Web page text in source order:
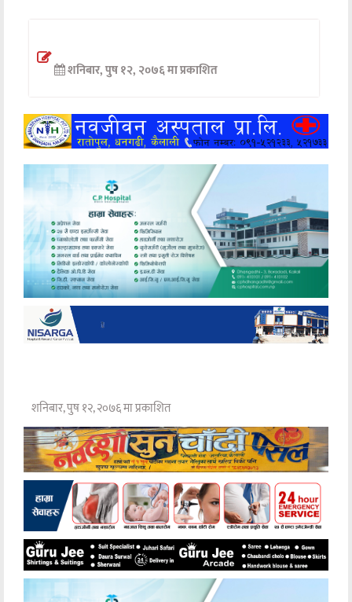
अन्तर्वार्ता
खेलकुद
मनोरञ्जन
अन्य
शनिबार, पुष १२, २०७६ मा प्रकाशित
शनिबार, पुष १२, २०७६ मा प्रकाशित